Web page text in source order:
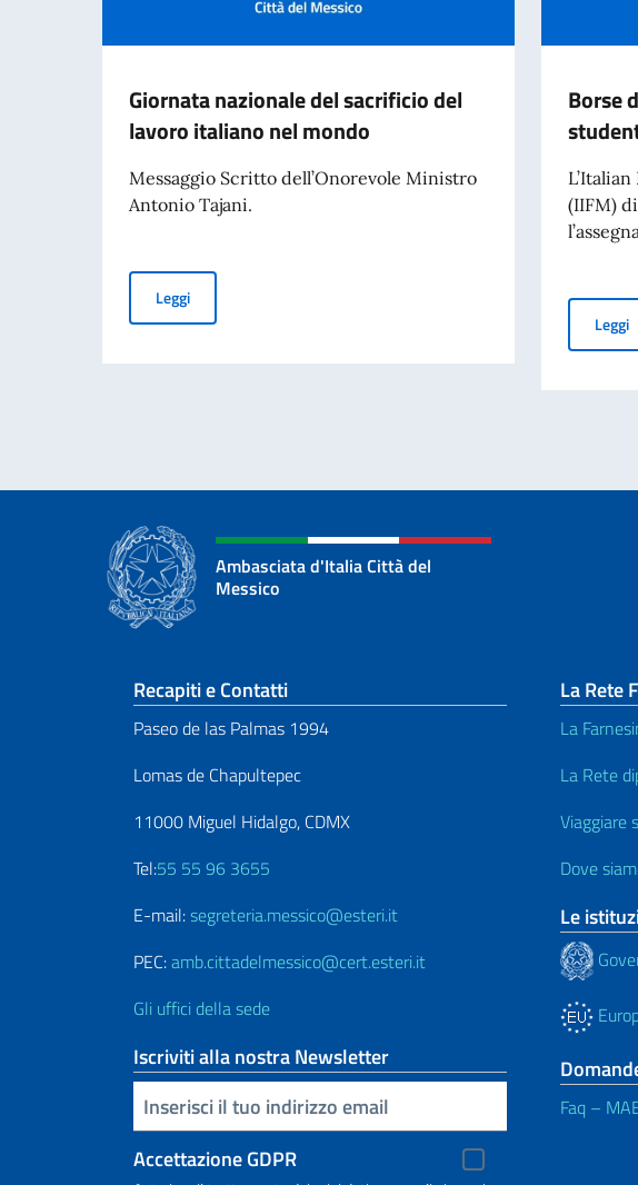
Giornata nazionale del sacrificio del
lavoro italiano nel mondo
Messaggio Scritto dell’Onorevole Ministro
Antonio Tajani.
LeggiGiornata nazionale del sacrificio del lavoro italiano nel mondo
Borse
(IIFM)
Leggi
Ambasciata d'Italia Città del
Messico
Sezione footer
Recapiti e Contatti
Paseo de las Palmas 1994
Lomas de Chapultepec
11000 Miguel Hidalgo, CDMX
Tel:55 55 96 3655
E-mail:segreteria.messico@esteri.it
PEC:amb.cittadelmessico@cert.esteri.it
Gli uffici della sede
Iscriviti alla nostra Newsletter
Inserisci la tua email
Accettazione GDPR
La Rete
La
La Rete
Viaggiare
Dove
Le
Faq –